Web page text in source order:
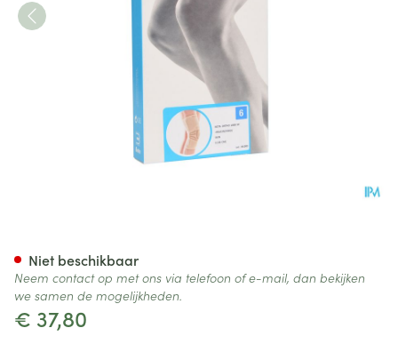
€ 37,80
Niet beschikbaar
Neem contact op met ons via telefoon of e-mail, dan bekijken
we samen de mogelijkheden.